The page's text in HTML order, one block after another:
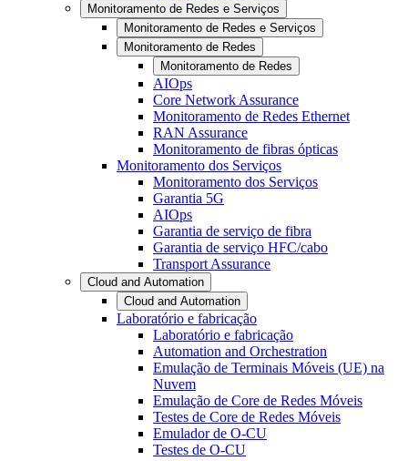
Monitoramento de Redes e Serviços
Monitoramento de Redes e Serviços
Monitoramento de Redes
Monitoramento de Redes
AIOps
Core Network Assurance
Monitoramento de Redes Ethernet
RAN Assurance
Monitoramento de fibras ópticas
Monitoramento dos Serviços
Monitoramento dos Serviços
Garantia 5G
AIOps
Garantia de serviço de fibra
Garantia de serviço HFC/cabo
Transport Assurance
Cloud and Automation
Cloud and Automation
Laboratório e fabricação
Laboratório e fabricação
Automation and Orchestration
Emulação de Terminais Móveis (UE) na
Nuvem
Emulação de Core de Redes Móveis
Testes de Core de Redes Móveis
Emulador de O-CU
Testes de O-CU